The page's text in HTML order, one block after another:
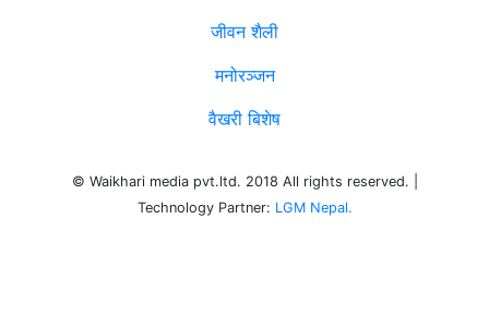
जीवन शैली
मनोरञ्जन
वैखरी बिशेष
© Waikhari media pvt.ltd. 2018 All rights reserved. |
Technology Partner: LGM Nepal.